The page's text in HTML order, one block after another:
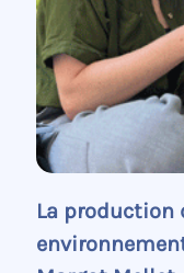
La production